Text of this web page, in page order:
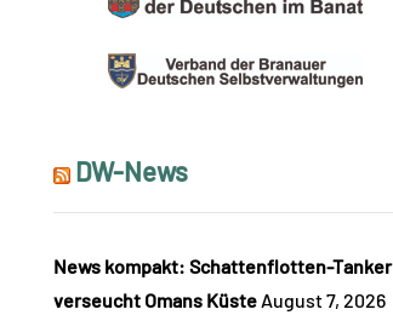
DW-News
News kompakt: Schattenflotten-Tanker
verseucht Omans Küste August 7, 2026